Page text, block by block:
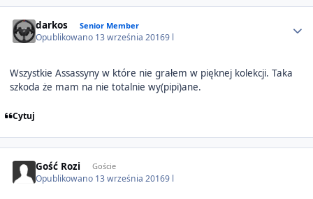
darkos Senior Member
Opublikowano 13 września 20169 l
Wszystkie Assassyny w które nie grałem w pięknej kolekcji. Taka
szkoda że mam na nie totalnie wy(pipi)ane.
Cytuj
Gość Rozi Goście
Opublikowano 13 września 20169 l